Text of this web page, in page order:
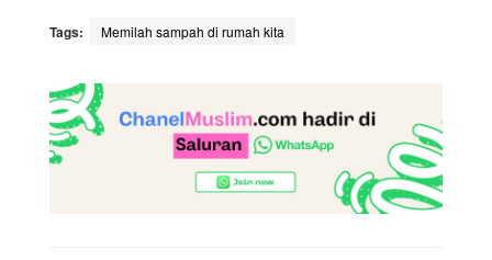
Tags: Memilah sampah di rumah kita